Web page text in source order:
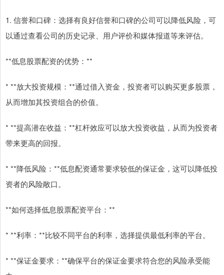
1. 信誉和口碑：选择有良好信誉和口碑的公司可以降低风险，可
以通过查看公司的历史记录、用户评价和媒体报道等来评估。
**低息股票配资的优势：**
* **放大投资规模：**通过借入资金，投资者可以购买更多股票，
从而增加其投资组合的价值。
* **提高潜在收益：**杠杆效应可以放大投资收益，从而为投资者
带来更高的回报。
* **降低风险：**低息配资通常要求较低的保证金，这可以降低投
资者的风险敞口。
**如何选择低息股票配资平台：**
* **利率：**比较不同平台的利率，选择提供最低利率的平台。
* **保证金要求：**确保平台的保证金要求符合您的风险承受能